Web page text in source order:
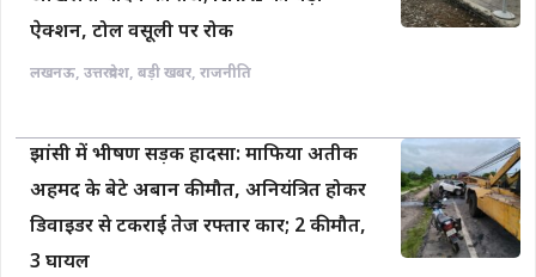
ऐक्शन, टोल वसूली पर रोक
लखनऊ, उत्तरप्रदेश, बड़ी खबर, राजनीति
झांसी में भीषण सड़क हादसा: माफिया अतीक
अहमद के बेटे अबान की मौत, अनियंत्रित होकर
डिवाइडर से टकराई तेज रफ्तार कार; 2 की मौत,
3 घायल